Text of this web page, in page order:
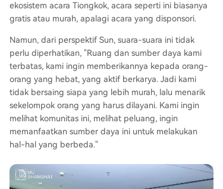
ekosistem acara Tiongkok, acara seperti ini biasanya
gratis atau murah, apalagi acara yang disponsori.
Namun, dari perspektif Sun, suara-suara ini tidak
perlu diperhatikan, "Ruang dan sumber daya kami
terbatas, kami ingin memberikannya kepada orang-
orang yang hebat, yang aktif berkarya. Jadi kami
tidak bersaing siapa yang lebih murah, lalu menarik
sekelompok orang yang harus dilayani. Kami ingin
melihat komunitas ini, melihat peluang, ingin
memanfaatkan sumber daya ini untuk melakukan
hal-hal yang berbeda."